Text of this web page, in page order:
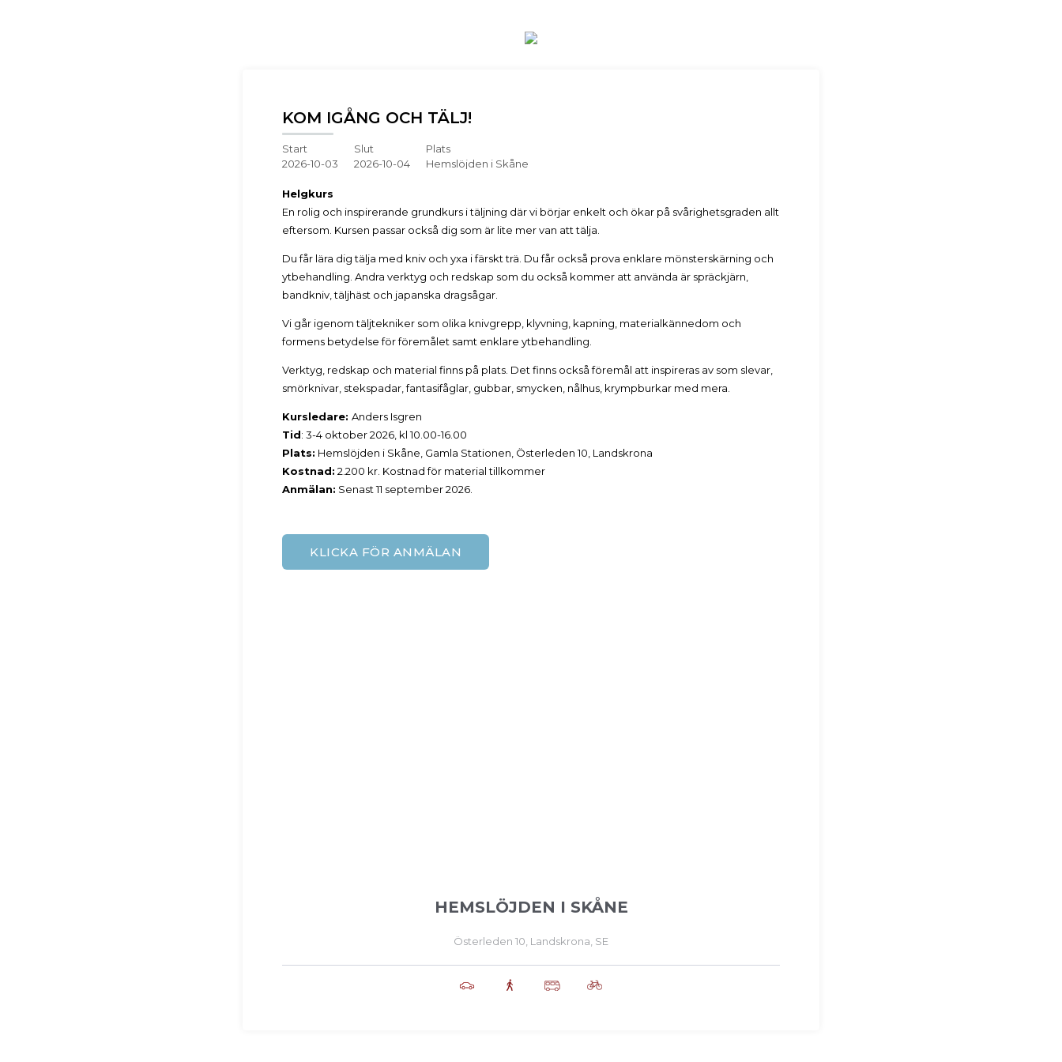
KOM IGÅNG OCH TÄLJ!
Start
2026-10-03
Slut
2026-10-04
Plats
Hemslöjden i Skåne
Helgkurs
En rolig och inspirerande grundkurs i täljning där vi börjar enkelt och ökar på svårighetsgraden allt
eftersom. Kursen passar också dig som är lite mer van att tälja.
Du får lära dig tälja med kniv och yxa i färskt trä. Du får också prova enklare mönsterskärning och
ytbehandling. Andra verktyg och redskap som du också kommer att använda är spräckjärn,
bandkniv, täljhäst och japanska dragsågar.
Vi går igenom täljtekniker som olika knivgrepp, klyvning, kapning, materialkännedom och
formens betydelse för föremålet samt enklare ytbehandling.
Verktyg, redskap och material finns på plats. Det finns också föremål att inspireras av som slevar,
smörknivar, stekspadar, fantasifåglar, gubbar, smycken, nålhus, krympburkar med mera.
Kursledare: Anders Isgren
Tid: 3-4 oktober 2026, kl 10.00-16.00
Plats: Hemslöjden i Skåne, Gamla Stationen, Österleden 10, Landskrona
Kostnad: 2.200 kr. Kostnad för material tillkommer
Anmälan: Senast 11 september 2026.
KLICKA FÖR ANMÄLAN
HEMSLÖJDEN I SKÅNE
Österleden 10, Landskrona, SE